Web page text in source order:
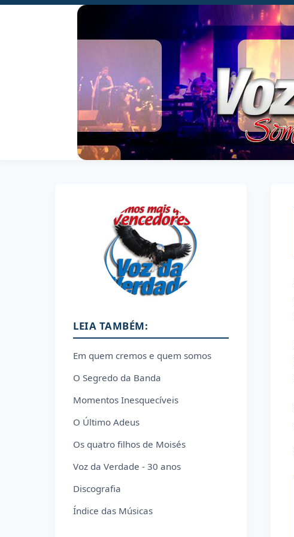
LEIA TAMBÉM:
Em quem cremos e quem somos
O Segredo da Banda
Momentos Inesquecíveis
O Último Adeus
Os quatro filhos de Moisés
Voz da Verdade - 30 anos
Discografia
Índice das Músicas